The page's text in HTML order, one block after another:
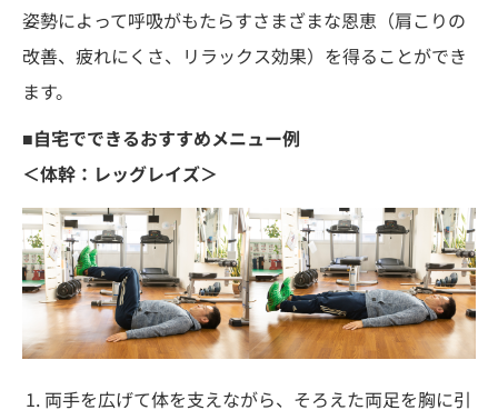
姿勢によって呼吸がもたらすさまざまな恩恵（肩こりの
改善、疲れにくさ、リラックス効果）を得ることができ
ます。
■自宅でできるおすすめメニュー例
＜体幹：レッグレイズ＞
1. 両手を広げて体を支えながら、そろえた両足を胸に引